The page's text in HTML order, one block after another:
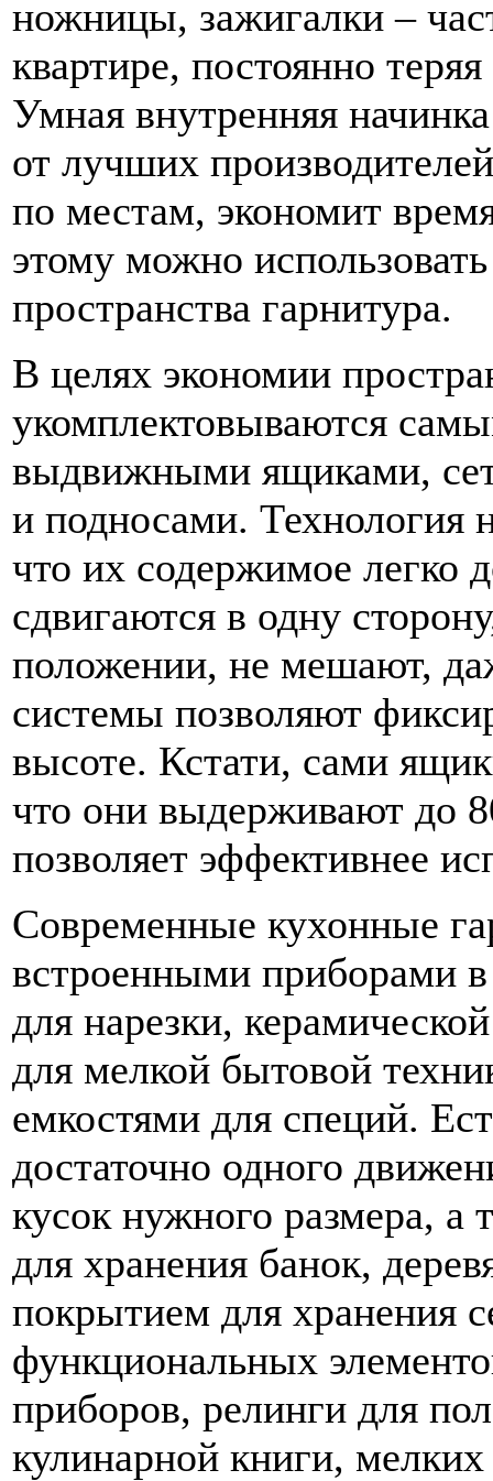
ножницы, зажигалки –
квартире, постоянно
Умная внутренняя
от лучших
по местам, экономит
этому можно
пространства гарнитура.
В целях экономии
укомплектовываются
выдвижными ящиками,
и подносами. Технология
что их содержимое легко
сдвигаются в одну
положении, не мешают,
системы позволяют
высоте. Кстати, сами
что они выдерживают до
позволяет эффективнее
Современные кухонные
встроенными приборами
для нарезки,
для мелкой бытовой
емкостями для специй.
достаточно одного
кусок нужного размера, а
для хранения банок,
покрытием для хранения
функциональных
приборов, релинги для
кулинарной книги,